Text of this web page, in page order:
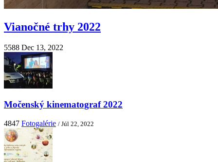
Vianočné trhy 2022
5588 Dec 13, 2022
Močenský kinematograf 2022
4847 Fotogalérie / Júl 22, 2022